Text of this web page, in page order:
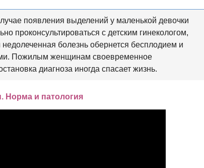
появления выделений у маленькой девочки
проконсультироваться с детским гинекологом,
болезнь обернется бесплодием и
Пожилым женщинам своевременное
диагноза иногда спасает жизнь.
Норма и патология